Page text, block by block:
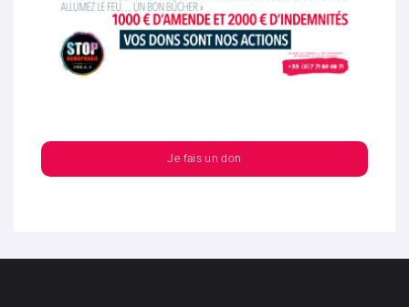
Je fais un don